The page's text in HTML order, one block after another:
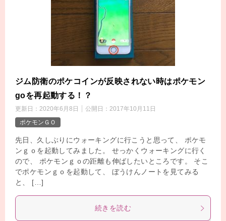
ジム防衛のポケコインが反映されない時はポケモン
goを再起動する！？
更新日： 2020年6月8日 公開日： 2017年10月11日
ポケモンＧＯ
先日、久しぶりにウォーキングに行こうと思って、 ポケモ
ンｇｏを起動してみました。 せっかくウォーキングに行く
ので、 ポケモンｇｏの距離も伸ばしたいところです。 そこ
でポケモンｇｏを起動して、 ぼうけんノートを見てみる
と、 […]
続きを読む